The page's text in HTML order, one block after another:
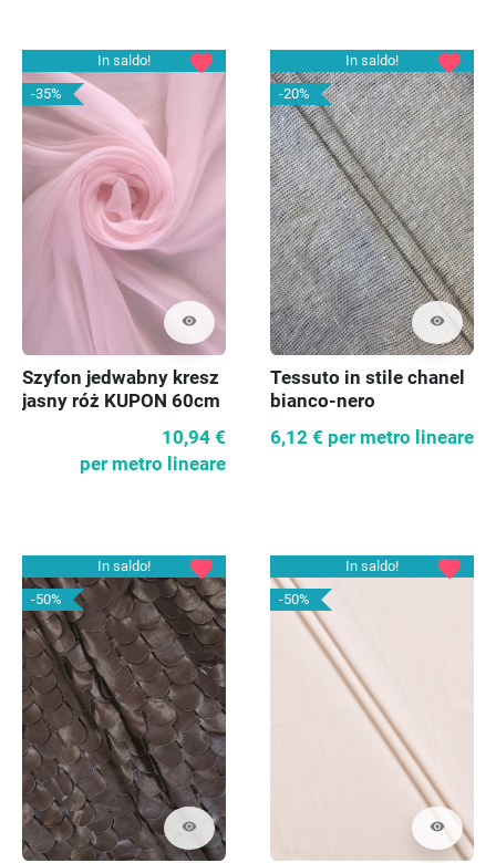
In saldo!
-35%
visibility
favorite
Szyfon jedwabny kresz
jasny róż KUPON 60cm
10,94 €
per metro lineare
In saldo!
-20%
visibility
favorite
Tessuto in stile chanel
bianco-nero
6,12 € per metro lineare
In saldo!
-50%
visibility
favorite
In saldo!
-50%
visibility
favorite